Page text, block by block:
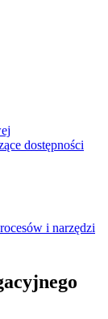
dostępności
i narzędzi